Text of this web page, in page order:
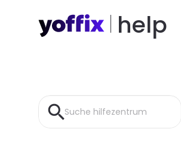
help
Suche hilfezentrum